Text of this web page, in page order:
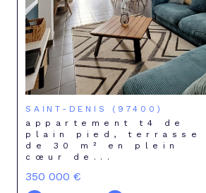
SAINT-DENIS (97400)
appartement t4 de
plain pied, terrasse
de 30 m² en plein
cœur de...
350 000 €